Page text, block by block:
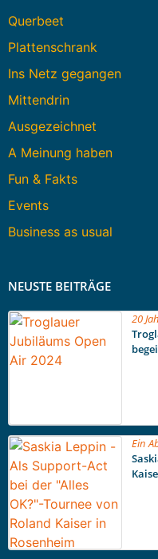
Querbeet
Plattenschrank
Ins Netz gegangen
Mittendrin
Ausgezeichnet
A Meinung haben
Fun & Fakts
Events
Business as usual
NEUSTE BEITRÄGE
20
Ein